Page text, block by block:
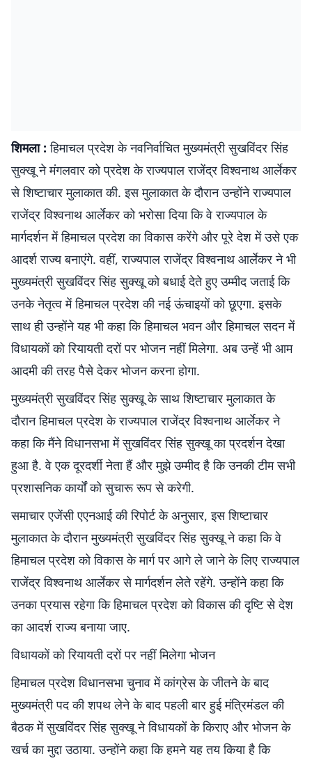
शिमला : हिमाचल प्रदेश के नवनिर्वाचित मुख्यमंत्री सुखविंदर सिंह
सुक्खू ने मंगलवार को प्रदेश के राज्यपाल राजेंद्र विश्वनाथ आर्लेकर
से शिष्टाचार मुलाकात की. इस मुलाकात के दौरान उन्होंने राज्यपाल
राजेंद्र विश्वनाथ आर्लेकर को भरोसा दिया कि वे राज्यपाल के
मार्गदर्शन में हिमाचल प्रदेश का विकास करेंगे और पूरे देश में उसे एक
आदर्श राज्य बनाएंगे. वहीं, राज्यपाल राजेंद्र विश्वनाथ आर्लेकर ने भी
मुख्यमंत्री सुखविंदर सिंह सुक्खू को बधाई देते हुए उम्मीद जताई कि
उनके नेतृत्व में हिमाचल प्रदेश की नई ऊंचाइयों को छूएगा. इसके
साथ ही उन्होंने यह भी कहा कि हिमाचल भवन और हिमाचल सदन में
विधायकों को रियायती दरों पर भोजन नहीं मिलेगा. अब उन्हें भी आम
आदमी की तरह पैसे देकर भोजन करना होगा.
मुख्यमंत्री सुखविंदर सिंह सुक्खू के साथ शिष्टाचार मुलाकात के
दौरान हिमाचल प्रदेश के राज्यपाल राजेंद्र विश्वनाथ आर्लेकर ने
कहा कि मैंने विधानसभा में सुखविंदर सिंह सुक्खू का प्रदर्शन देखा
हुआ है. वे एक दूरदर्शी नेता हैं और मुझे उम्मीद है कि उनकी टीम सभी
प्रशासनिक कार्यों को सुचारू रूप से करेगी.
समाचार एजेंसी एएनआई की रिपोर्ट के अनुसार, इस शिष्टाचार
मुलाकात के दौरान मुख्यमंत्री सुखविंदर सिंह सुक्खू ने कहा कि वे
हिमाचल प्रदेश को विकास के मार्ग पर आगे ले जाने के लिए राज्यपाल
राजेंद्र विश्वनाथ आर्लेकर से मार्गदर्शन लेते रहेंगे. उन्होंने कहा कि
उनका प्रयास रहेगा कि हिमाचल प्रदेश को विकास की दृष्टि से देश
का आदर्श राज्य बनाया जाए.
विधायकों को रियायती दरों पर नहीं मिलेगा भोजन
हिमाचल प्रदेश विधानसभा चुनाव में कांग्रेस के जीतने के बाद
मुख्यमंत्री पद की शपथ लेने के बाद पहली बार हुई मंत्रिमंडल की
बैठक में सुखविंदर सिंह सुक्खू ने विधायकों के किराए और भोजन के
खर्च का मुद्दा उठाया. उन्होंने कहा कि हमने यह तय किया है कि